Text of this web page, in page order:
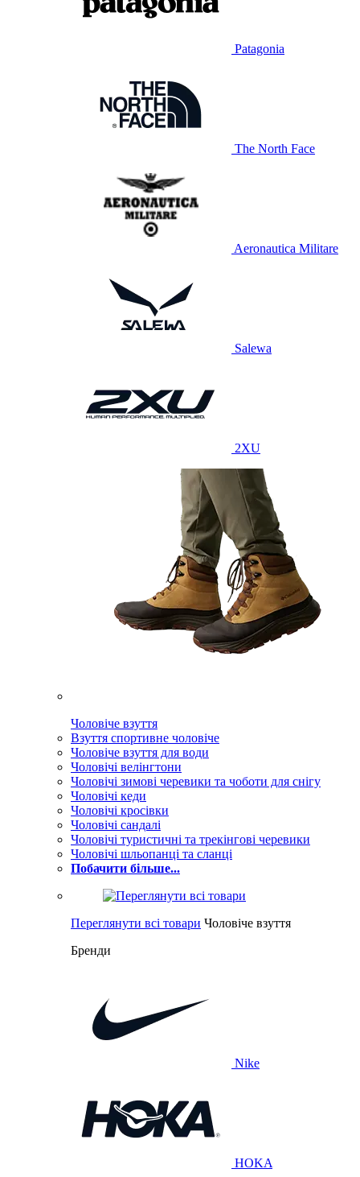
Patagonia
The North Face
Aeronautica Militare
Salewa
2XU
Чоловіче взуття
Взуття спортивне чоловіче
Чоловіче взуття для води
Чоловічі велінгтони
Чоловічі зимові черевики та чоботи для снігу
Чоловічі кеди
Чоловічі кросівки
Чоловічі сандалі
Чоловічі туристичні та трекінгові черевики
Чоловічі шльопанці та сланці
Побачити більше...
Переглянути всі товари Чоловіче взуття
Бренди
Nike
HOKA